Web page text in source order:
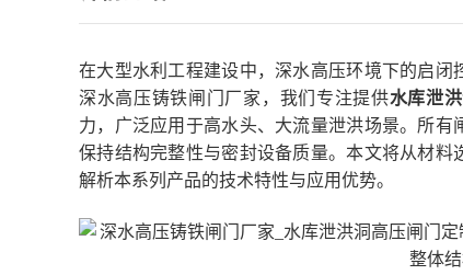
在大型水利工程建设中，深水高压环境下的启
深水高压铸铁闸门厂家，我们专注提供水库泄
力，广泛应用于高水头、大流量泄洪场景。所
保持结构完整性与密封设备质量。本文将从材
解析本系列产品的技术特性与应用优势。